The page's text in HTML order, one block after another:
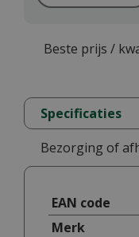
Beste prijs /
Specificaties
Bezorging of
EAN code
Merk